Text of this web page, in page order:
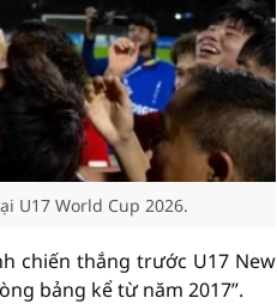
U17 World Cup 2026.
chiến thắng trước U17 New
bảng kể từ năm 2017”.